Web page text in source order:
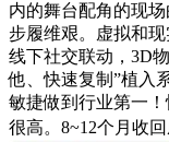
内的舞台配角的现
步履维艰。虚拟和
线下社交联动，3D
他、快速复制”植入
敏捷做到行业第一
很高。8~12个月收